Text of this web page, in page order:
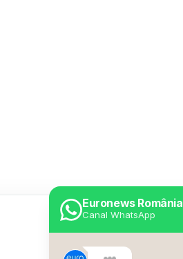
Euronews România
Canal WhatsApp